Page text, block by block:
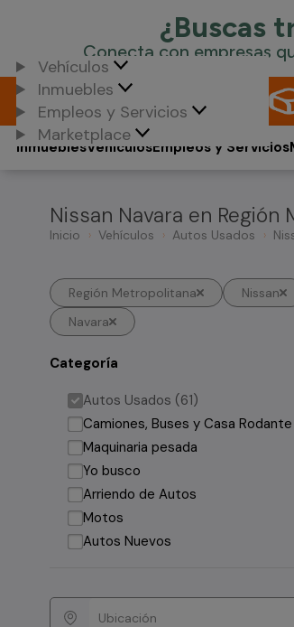
Vehículos
Inmuebles
Empleos y Servicios
Marketplace
Vehículos
Inmuebles Empleos y Servicios
Nissan Navara en Región
Inicio Vehículos Autos Usados
Región Metropolitana
Nissan
Navara
Categoría
Autos Usados (61)
Camiones, Buses y Casa Rodante
Maquinaria pesada
Yo busco
Arriendo de Autos
Motos
Autos Nuevos